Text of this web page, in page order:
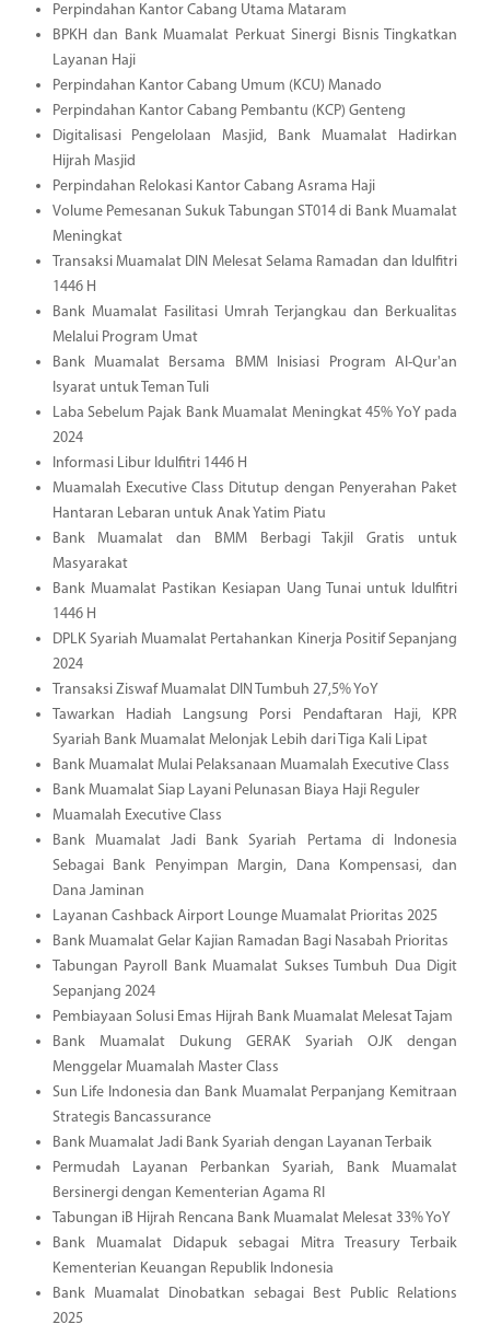
Perpindahan Kantor Cabang Utama Mataram
BPKH dan Bank Muamalat Perkuat Sinergi Bisnis Tingkatkan
Layanan Haji
Perpindahan Kantor Cabang Umum (KCU) Manado
Perpindahan Kantor Cabang Pembantu (KCP) Genteng
Digitalisasi Pengelolaan Masjid, Bank Muamalat Hadirkan
Hijrah Masjid
Perpindahan Relokasi Kantor Cabang Asrama Haji
Volume Pemesanan Sukuk Tabungan ST014 di Bank Muamalat
Meningkat
Transaksi Muamalat DIN Melesat Selama Ramadan dan Idulfitri
1446 H
Bank Muamalat Fasilitasi Umrah Terjangkau dan Berkualitas
Melalui Program Umat
Bank Muamalat Bersama BMM Inisiasi Program Al-Qur'an
Isyarat untuk Teman Tuli
Laba Sebelum Pajak Bank Muamalat Meningkat 45% YoY pada
2024
Informasi Libur Idulfitri 1446 H
Muamalah Executive Class Ditutup dengan Penyerahan Paket
Hantaran Lebaran untuk Anak Yatim Piatu
Bank Muamalat dan BMM Berbagi Takjil Gratis untuk
Masyarakat
Bank Muamalat Pastikan Kesiapan Uang Tunai untuk Idulfitri
1446 H
DPLK Syariah Muamalat Pertahankan Kinerja Positif Sepanjang
2024
Transaksi Ziswaf Muamalat DIN Tumbuh 27,5% YoY
Tawarkan Hadiah Langsung Porsi Pendaftaran Haji, KPR
Syariah Bank Muamalat Melonjak Lebih dari Tiga Kali Lipat
Bank Muamalat Mulai Pelaksanaan Muamalah Executive Class
Bank Muamalat Siap Layani Pelunasan Biaya Haji Reguler
Muamalah Executive Class
Bank Muamalat Jadi Bank Syariah Pertama di Indonesia
Sebagai Bank Penyimpan Margin, Dana Kompensasi, dan
Dana Jaminan
Layanan Cashback Airport Lounge Muamalat Prioritas 2025
Bank Muamalat Gelar Kajian Ramadan Bagi Nasabah Prioritas
Tabungan Payroll Bank Muamalat Sukses Tumbuh Dua Digit
Sepanjang 2024
Pembiayaan Solusi Emas Hijrah Bank Muamalat Melesat Tajam
Bank Muamalat Dukung GERAK Syariah OJK dengan
Menggelar Muamalah Master Class
Sun Life Indonesia dan Bank Muamalat Perpanjang Kemitraan
Strategis Bancassurance
Bank Muamalat Jadi Bank Syariah dengan Layanan Terbaik
Permudah Layanan Perbankan Syariah, Bank Muamalat
Bersinergi dengan Kementerian Agama RI
Tabungan iB Hijrah Rencana Bank Muamalat Melesat 33% YoY
Bank Muamalat Didapuk sebagai Mitra Treasury Terbaik
Kementerian Keuangan Republik Indonesia
Bank Muamalat Dinobatkan sebagai Best Public Relations
2025